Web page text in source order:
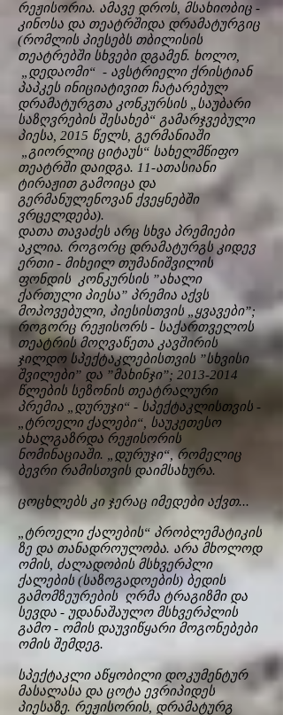
რეჟისორია. ამავე დროს, მსახიობიც -
კინოსა და თეატრშიდა დრამატურგიც
(რომლის პიესებს თბილისის
თეატრებში სხვები დგამენ. ხოლო,
„დედაომი“ - ავსტრიელი ქრისტიან
პაპკეს ინიციატივით ჩატარებულ
დრამატურგთა კონკურსის „საუბარი
საზღვრების შესახებ“ გამარჯვებული
პიესა, 2015 წელს, გერმანიაში
„გიორლიც ციტაუს“ სახელმწიფო
თეატრში დაიდგა. 11-ათასიანი
ტირაჟით გამოიცა და
გერმანულენოვან ქვეყნებში
ვრცელდება).
დათა თავაძეს არც სხვა პრემიები
აკლია. როგორც დრამატურგს კიდევ
ერთი - მიხეილ თუმანიშვილის
ფონდის კონკურსის ”ახალი
ქართული პიესა” პრემია აქვს
მოპოვებული, პიესისთვის „ყვავები”;
როგორც რეჟისორს - საქართველოს
თეატრის მოღვაწეთა კავშირის
ჯილდო სპექტაკლებისთვის ”სხვისი
შვილები” და ”მახინჯი”; 2013-2014
წლების სეზონის თეატრალური
პრემია „დურუჯი“ - სპექტაკლისთვის -
„ტროელი ქალები“, საუკეთესო
ახალგაზრდა რეჟისორის
ნომინაციაში. „დურუჯი“, რომელიც
ბევრი რამისთვის დაიმსახურა.
ცოცხლებს კი ჯერაც იმედები აქვთ...
„ტროელი ქალების“ პრობლემატიკის
ზე და თანადროულობა. არა მხოლოდ
ომის, ძალადობის მსხვერპლი
ქალების (საზოგადოების) ბედის
გამომზეურების ღრმა ტრაგიზმი და
სევდა - უდანაშაულო მსხვერპლის
გამო - ომის დაუვიწყარი მოგონებები
ომის შემდეგ.
სპექტაკლი აწყობილი დოკუმენტურ
მასალასა და ცოტა ევრიპიდეს
პიესაზე. რეჟისორის, დრამატურგ